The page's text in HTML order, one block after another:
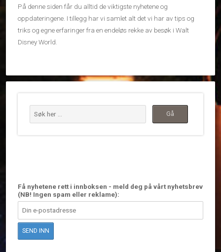
På denne siden får du alltid de viktigste nyhetene og
oppdateringene. I tillegg har vi samlet alt det vi har av tips og
triks og egne erfaringer fra en endeløs rekke av besøk i Walt
Disney World.
Få nyhetene rett i innboksen - meld deg på vårt nyhetsbrev
(NB! Ingen spam eller reklame):